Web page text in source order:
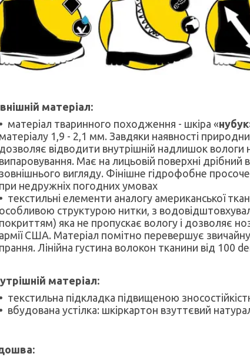
матеріал:
матеріал тваринного походження - шкіра «нубук
1,9 - 2,1 мм. Завдяки наявності
відводити внутрішній надлишок
Має на лицьовій поверхні дрібний
вигляду. Фінішне гідрофобне
недружніх погодних умовах
текстильні елементи аналогу американської
структурою нитки, з
яка не пропускає вологу і дозволяє
США. Матеріал помітно перевершує звичайну
Лінійна густина волокон тканини від 100
матеріал:
текстильна підкладка підвищеною
вбудована устілка: шкіркартон взуттєвий